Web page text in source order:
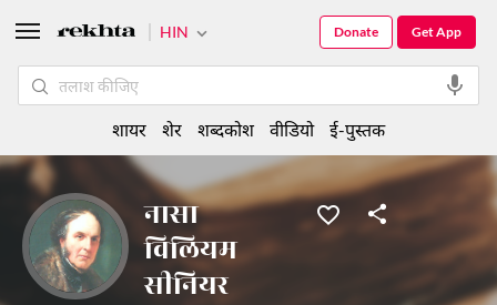
नासा
विलियम
सीनियर
HIN Get App
Donate
शायर शेर शब्दकोश वीडियो ई-पुस्तक